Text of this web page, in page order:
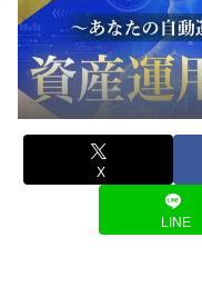
X
LINE